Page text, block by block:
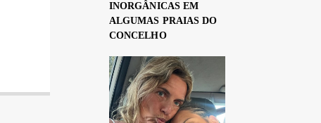
INORGÂNICAS EM
ALGUMAS PRAIAS DO
CONCELHO